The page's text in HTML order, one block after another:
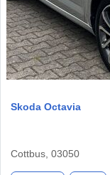
Skoda Octavia
Cottbus, 03050